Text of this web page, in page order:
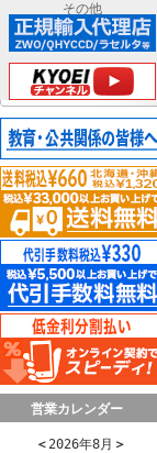
その他
営業カレンダー
＜ 2026年8月 ＞